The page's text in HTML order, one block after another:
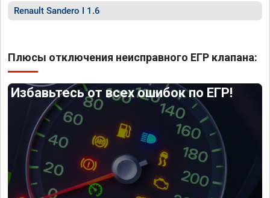
Renault Sandero I 1.6
Плюсы отключения неисправного ЕГР клапана:
Избавьтесь от всех ошибок по ЕГР!